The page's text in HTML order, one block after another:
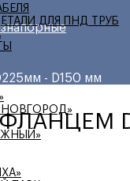
ДЛЯ ПНД ТРУБ
- D150 мм